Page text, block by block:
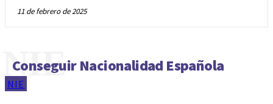
11 de febrero de 2025
Conseguir Nacionalidad Española
NIE
NIE